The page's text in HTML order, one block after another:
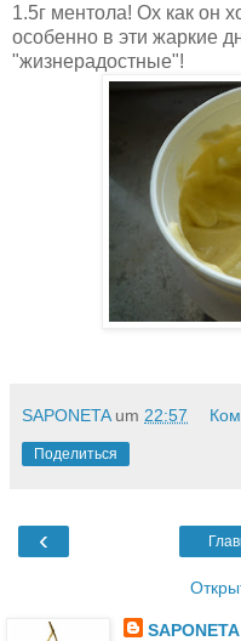
1.5г ментола! Ох как он
особенно в эти жаркие
"жизнерадостные"!
SAPONETA um 22:57
Поделиться
‹
SAPONETA